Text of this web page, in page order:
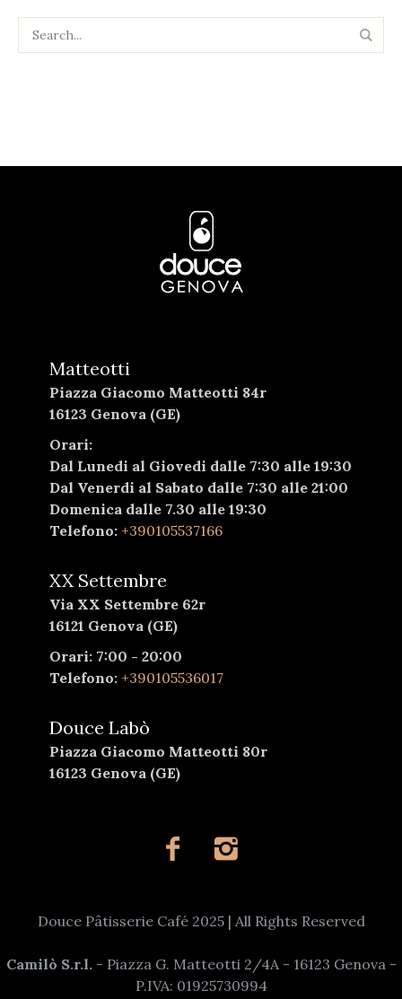
Matteotti
Piazza Giacomo Matteotti 84r
16123 Genova (GE)
Orari:
Dal Lunedi al Giovedi dalle 7:30 alle 19:30
Dal Venerdi al Sabato dalle 7:30 alle 21:00
Domenica dalle 7.30 alle 19:30
Telefono: +390105537166
XX Settembre
Via XX Settembre 62r
16121 Genova (GE)
Orari: 7:00 - 20:00
Telefono: +390105536017
Douce Labò
Piazza Giacomo Matteotti 80r
16123 Genova (GE)
Douce Pâtisserie Café 2025 | All Rights Reserved
Camilò S.r.l.- Piazza G. Matteotti 2/4A - 16123 Genova -
P.IVA: 01925730994